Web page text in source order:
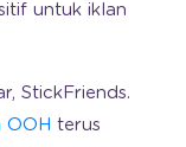
untuk iklan
StickFriends.
OOH terus